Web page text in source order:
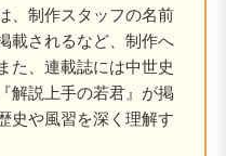
、制作スタッフの名前
載されるなど、制作へ
た、連載誌には中世史
解説上手の若君』が掲
史や風習を深く理解す